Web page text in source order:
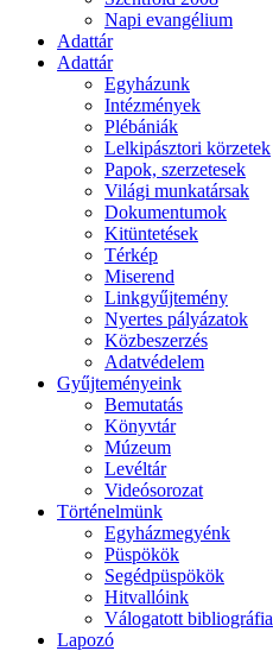
Napi evangélium
Adattár
Adattár
Egyházunk
Intézmények
Plébániák
Lelkipásztori körzetek
Papok, szerzetesek
Világi munkatársak
Dokumentumok
Kitüntetések
Térkép
Miserend
Linkgyűjtemény
Nyertes pályázatok
Közbeszerzés
Adatvédelem
Gyűjteményeink
Bemutatás
Könyvtár
Múzeum
Levéltár
Videósorozat
Történelmünk
Egyházmegyénk
Püspökök
Segédpüspökök
Hitvallóink
Válogatott bibliográfia
Lapozó